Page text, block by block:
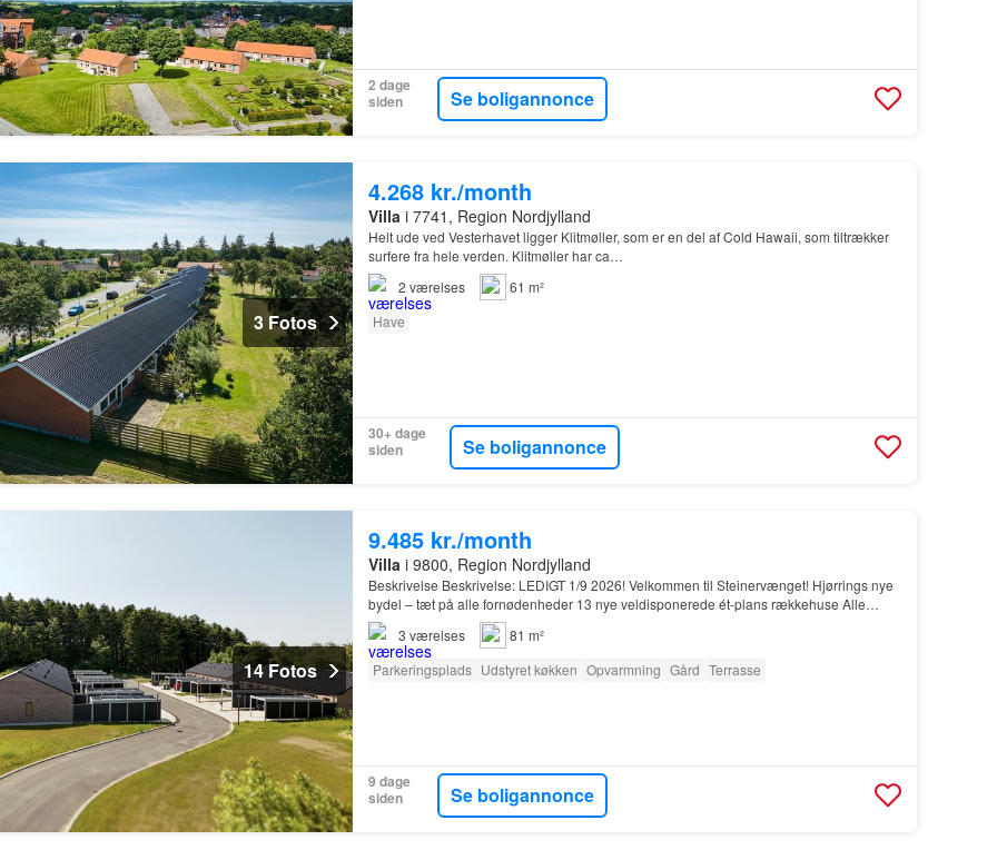
2 dage
siden
Se boligannonce
3 Fotos
4.268 kr./month
Villa i 7741, Region Nordjylland
Helt ude ved Vesterhavet ligger Klitmøller, som er en del af Cold Hawaii, som tiltrækker
surfere fra hele verden. Klitmøller har ca…
2 værelses
61 m²
Have
30+ dage
siden
Se boligannonce
14 Fotos
9.485 kr./month
Villa i 9800, Region Nordjylland
Beskrivelse Beskrivelse: LEDIGT 1/9 2026! Velkommen til Steinervænget! Hjørrings nye
bydel – tæt på alle fornødenheder 13 nye veldisponerede ét-plans rækkehuse Alle
rækkehuse er treværelses (type 81 & 83) Projektet stå…
3 værelses
81 m²
Parkeringsplads Udstyret køkken Opvarmning Gård Terrasse
9 dage
siden
Se boligannonce